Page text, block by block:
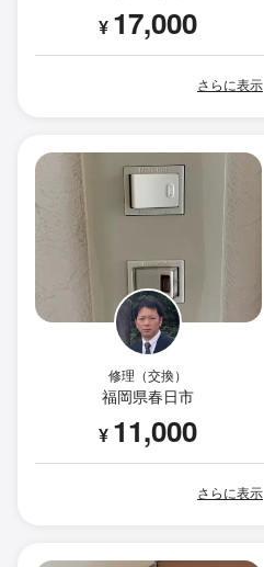
¥ 17,000
さらに表示
修理（交換）
福岡県春日市
¥ 11,000
さらに表示